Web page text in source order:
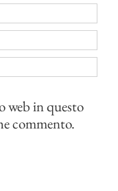
web in questo
commento.